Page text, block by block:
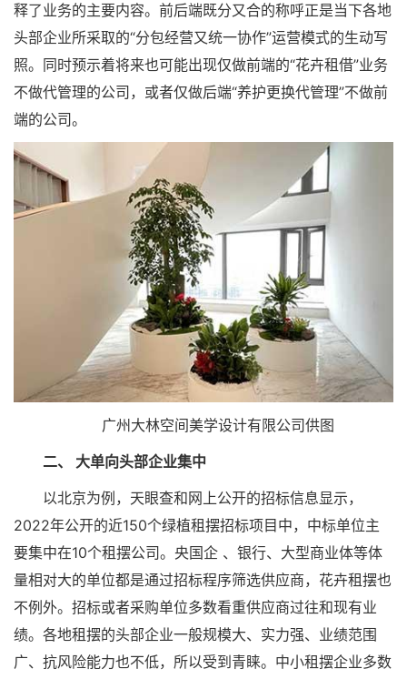
释了业务的主要内容。前后端既分又合的称呼正是当下各地
头部企业所采取的“分包经营又统一协作”运营模式的生动写
照。同时预示着将来也可能出现仅做前端的“花卉租借”业务
不做代管理的公司，或者仅做后端“养护更换代管理”不做前
端的公司。
广州大林空间美学设计有限公司供图
二、 大单向头部企业集中
以北京为例，天眼查和网上公开的招标信息显示，
2022年公开的近150个绿植租摆招标项目中，中标单位主
要集中在10个租摆公司。央国企 、银行、大型商业体等体
量相对大的单位都是通过招标程序筛选供应商，花卉租摆也
不例外。招标或者采购单位多数看重供应商过往和现有业
绩。各地租摆的头部企业一般规模大、实力强、业绩范围
广、抗风险能力也不低，所以受到青睐。中小租摆企业多数